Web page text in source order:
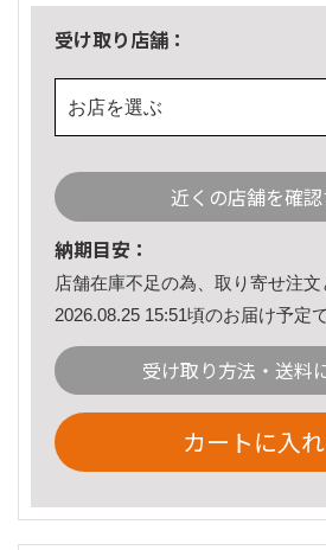
受け取り店舗：
お店を選ぶ
近くの店舗を確認
納期目安：
店舗在庫不足の為、取り寄せ注文
2026.08.25 15:51頃のお届け予定で
受け取り方法・送料
カートに入